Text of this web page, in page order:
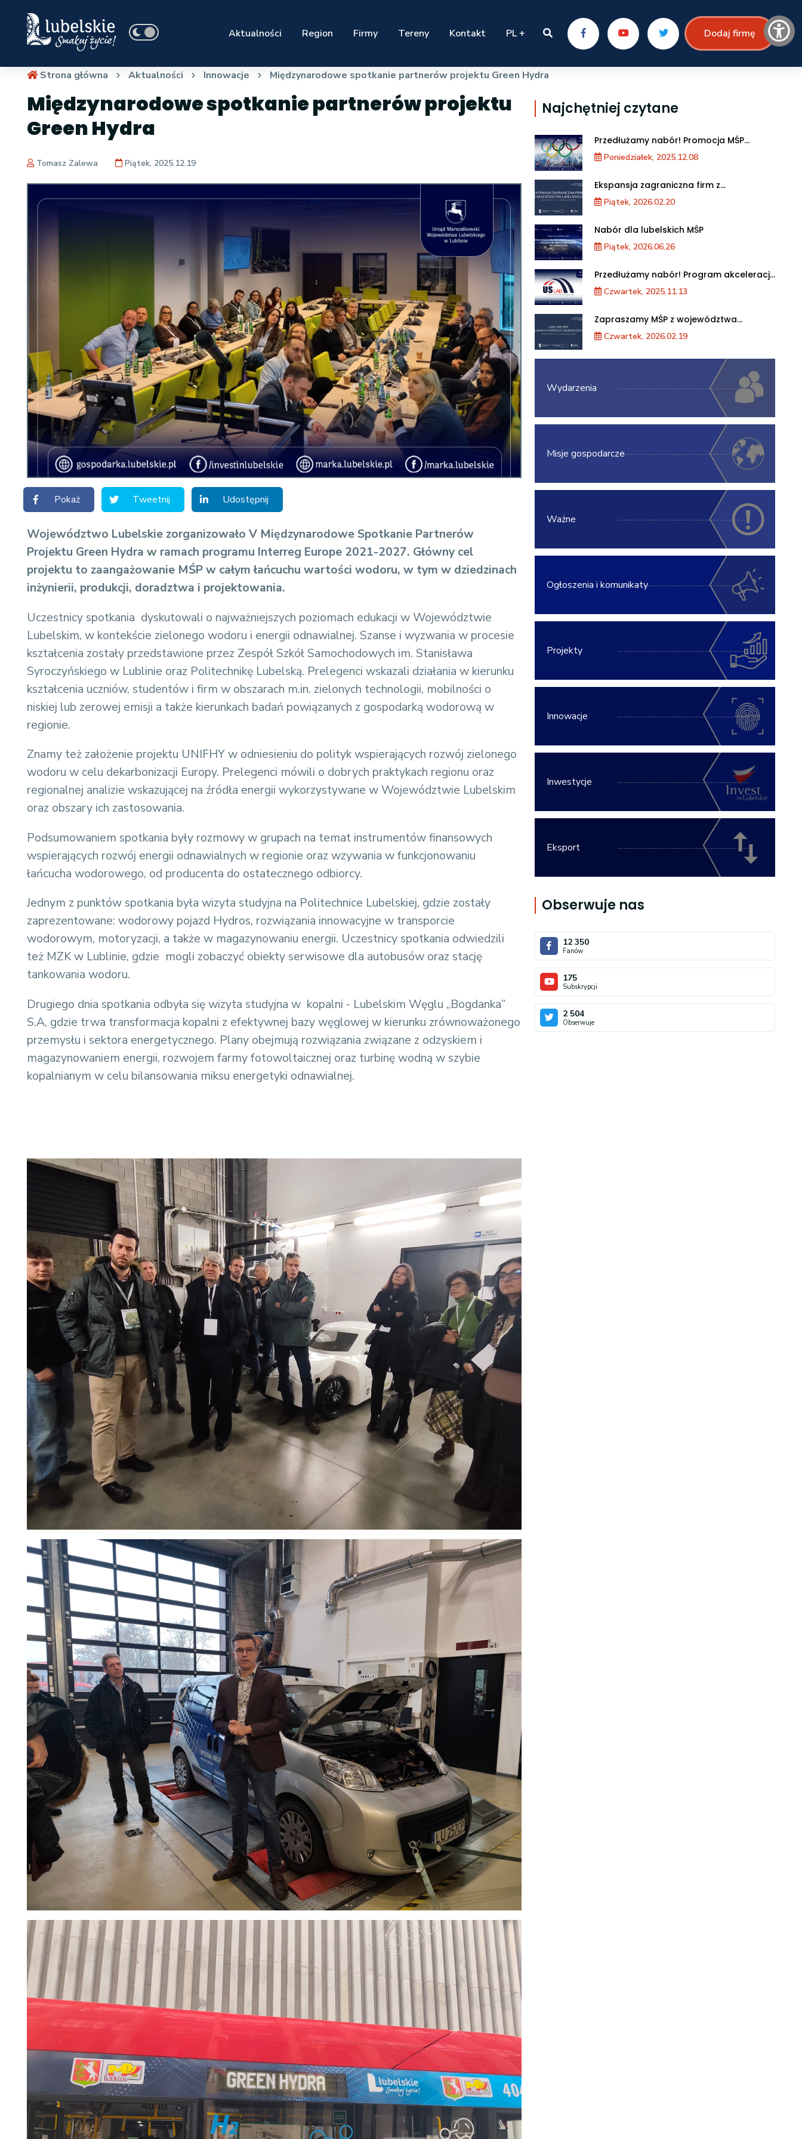
Aktualności Region Firmy Tereny Kontakt PL + Dodaj firmę
Strona główna Aktualności Innowacje Międzynarodowe spotkanie partnerów projektu Green Hydra
Międzynarodowe spotkanie partnerów projektu
Green Hydra
Tomasz Zalewa Piątek, 2025.12.19
Pokaż Tweetnij Udostępnij
Województwo Lubelskie zorganizowało V Międzynarodowe Spotkanie Partnerów
Projektu Green Hydra w ramach programu Interreg Europe 2021-2027. Główny cel
projektu to zaangażowanie MŚP w całym łańcuchu wartości wodoru, w tym w dziedzinach
inżynierii, produkcji, doradztwa i projektowania.
Uczestnicy spotkania dyskutowali o najważniejszych poziomach edukacji w Województwie
Lubelskim, w kontekście zielonego wodoru i energii odnawialnej. Szanse i wyzwania w procesie
kształcenia zostały przedstawione przez Zespół Szkół Samochodowych im. Stanisława
Syroczyńskiego w Lublinie oraz Politechnikę Lubelską. Prelegenci wskazali działania w kierunku
kształcenia uczniów, studentów i firm w obszarach m.in. zielonych technologii, mobilności o
niskiej lub zerowej emisji a także kierunkach badań powiązanych z gospodarką wodorową w
regionie.
Znamy też założenie projektu UNIFHY w odniesieniu do polityk wspierających rozwój zielonego
wodoru w celu dekarbonizacji Europy. Prelegenci mówili o dobrych praktykach regionu oraz
regionalnej analizie wskazującej na źródła energii wykorzystywane w Województwie Lubelskim
oraz obszary ich zastosowania.
Podsumowaniem spotkania były rozmowy w grupach na temat instrumentów finansowych
wspierających rozwój energii odnawialnych w regionie oraz wzywania w funkcjonowaniu
łańcucha wodorowego, od producenta do ostatecznego odbiorcy.
Jednym z punktów spotkania była wizyta studyjna na Politechnice Lubelskiej, gdzie zostały
zaprezentowane: wodorowy pojazd Hydros, rozwiązania innowacyjne w transporcie
wodorowym, motoryzacji, a także w magazynowaniu energii. Uczestnicy spotkania odwiedzili
też MZK w Lublinie, gdzie mogli zobaczyć obiekty serwisowe dla autobusów oraz stację
tankowania wodoru.
Drugiego dnia spotkania odbyła się wizyta studyjna w kopalni - Lubelskim Węglu „Bogdanka”
S.A, gdzie trwa transformacja kopalni z efektywnej bazy węglowej w kierunku zrównoważonego
przemysłu i sektora energetycznego. Plany obejmują rozwiązania związane z odzyskiem i
magazynowaniem energii, rozwojem farmy fotowoltaicznej oraz turbinę wodną w szybie
kopalnianym w celu bilansowania miksu energetyki odnawialnej.
Najchętniej czytane
Przedłużamy nabór! Promocja MŚP
podczas XXV Zimowych Igrzysk
Olimpijskich we Włoszech
Poniedziałek, 2025.12.08
Ekspansja zagraniczna firm z
województwa lubelskiego. Warsztaty dla
MŚPPiątek, 2026.02.20
Nabór dla lubelskich MŚP
Piątek, 2026.06.26
Przedłużamy nabór! Program akceleracji
przedsiębiorstw
Czwartek, 2025.11.13
Zapraszamy MŚP z województwa
lubelskiego na warsztaty „Lubelskie MŚP
na nowych rynkach zagranicznych”
Czwartek, 2026.02.19
Wydarzenia
Misje gospodarcze
Ważne
Ogłoszenia i komunikaty
Projekty
Innowacje
Inwestycje
Eksport
Obserwuje nas
12 350
Fanów
175
Subskrypcji
2 504
Obserwuje